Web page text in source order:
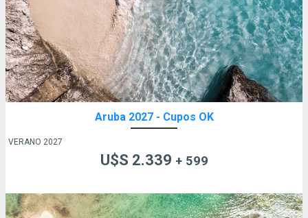
Aruba 2027 - Cupos OK
VERANO 2027
U$S 2.339 + 599